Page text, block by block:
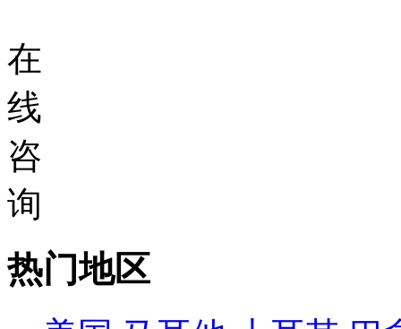
在
线
咨
询
热门地区